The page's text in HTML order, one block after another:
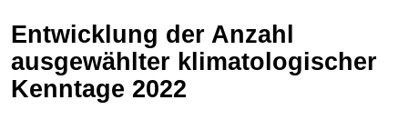
Entwicklung der Anzahl
ausgewählter klimatologischer
Kenntage 2022